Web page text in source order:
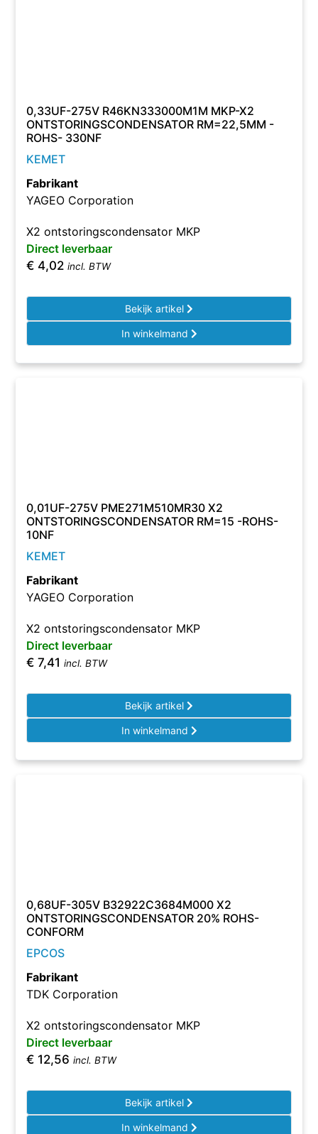
0,33UF-275V R46KN333000M1M MKP-X2
ONTSTORINGSCONDENSATOR RM=22,5MM -
ROHS- 330NF
KEMET
Fabrikant
YAGEO Corporation
X2 ontstoringscondensator MKP
Direct leverbaar
€ 4,02 incl. BTW
Bekijk artikel
In winkelmand
0,01UF-275V PME271M510MR30 X2
ONTSTORINGSCONDENSATOR RM=15 -ROHS-
10NF
KEMET
Fabrikant
YAGEO Corporation
X2 ontstoringscondensator MKP
Direct leverbaar
€ 7,41 incl. BTW
Bekijk artikel
In winkelmand
0,68UF-305V B32922C3684M000 X2
ONTSTORINGSCONDENSATOR 20% ROHS-
CONFORM
EPCOS
Fabrikant
TDK Corporation
X2 ontstoringscondensator MKP
Direct leverbaar
€ 12,56 incl. BTW
Bekijk artikel
In winkelmand